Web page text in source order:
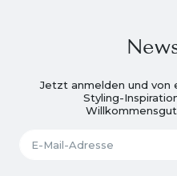
Jetzt anmelden und von
Styling-